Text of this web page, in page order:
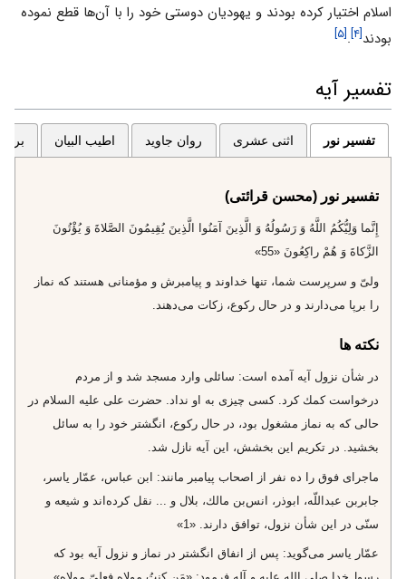
اسلام اختيار كرده بودند و يهوديان دوستى خود را با آن‌ها قطع نموده
بودند[۴] .[۵]
تفسیر آیه
تفسیر نور اثنی عشری روان جاوید اطیب البیان
تفسیر نور (محسن قرائتی)
إِنَّما وَلِيُّكُمُ اللَّهُ وَ رَسُولُهُ وَ الَّذِينَ آمَنُوا الَّذِينَ يُقِيمُونَ الصَّلاةَ وَ يُؤْتُونَ
الزَّكاةَ وَ هُمْ راكِعُونَ «55»
ولىّ و سرپرست شما، تنها خداوند و پيامبرش و مؤمنانى هستند كه نماز
را برپا مى‌دارند و در حال ركوع، زكات مى‌دهند.
نکته ها
در شأن نزول آيه آمده است: سائلى وارد مسجد شد و از مردم
درخواست كمك كرد. كسى چيزى به او نداد. حضرت على عليه السلام در
حالى كه به نماز مشغول بود، در حال ركوع، انگشتر خود را به سائل
بخشيد. در تكريم اين بخشش، اين آيه نازل شد.
ماجراى فوق را ده نفر از اصحاب پيامبر مانند: ابن عباس، عمّار ياسر،
جابربن عبداللّه، ابوذر، انس‌بن مالك، بلال و ... نقل كرده‌اند و شيعه و
سنّى در اين شأن نزول، توافق دارند. «1»
عمّار ياسر مى‌گويد: پس از انفاق انگشتر در نماز و نزول آيه بود كه